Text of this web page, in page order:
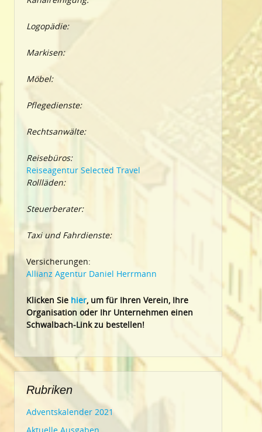
Logopädie:
Markisen:
Möbel:
Pflegedienste:
Rechtsanwälte:
Reisebüros:
Reiseagentur Selected Travel
Rollläden:
Steuerberater:
Taxi und Fahrdienste:
Versicherungen:
Allianz Agentur Daniel Herrmann
Klicken Sie hier, um für Ihren Verein, Ihre
Organisation oder Ihr Unternehmen einen
Schwalbach-Link zu bestellen!
Rubriken
Adventskalender 2021
Aktuelle Ausgaben